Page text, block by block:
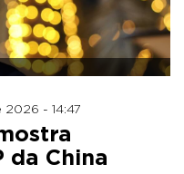
2026 - 14:47
da China